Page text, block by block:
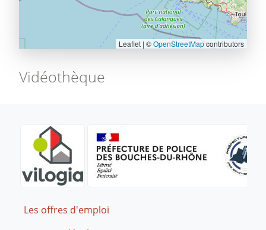
Leaflet | ©OpenStreetMapcontributors
Vidéothèque
Footer
Les offres d'emploi